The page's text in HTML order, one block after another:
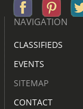
NAVIGATION
CLASSIFIEDS
EVENTS
SITEMAP
CONTACT